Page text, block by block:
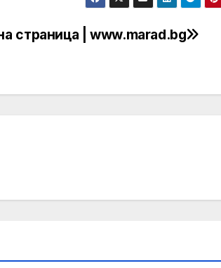
страница | www.marad.bg